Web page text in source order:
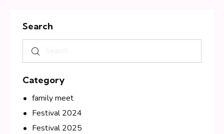
Search
Category
family meet
Festival 2024
Festival 2025